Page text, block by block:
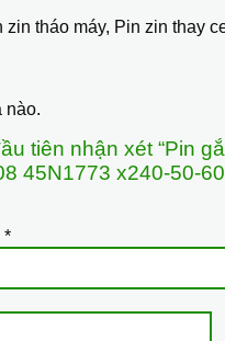
zin tháo máy, Pin zin thay
nào.
tiên nhận xét “Pin
45N1773 x240-50-
*